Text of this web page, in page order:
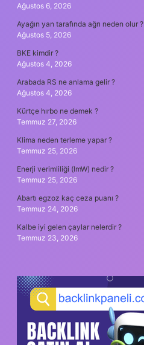
Ağustos 6, 2026
Ayağın yan tarafında ağrı neden olur ?
Ağustos 5, 2026
BKE kimdir ?
Ağustos 4, 2026
Arabada RS ne anlama gelir ?
Ağustos 4, 2026
Kürtçe hırbo ne demek ?
Temmuz 27, 2026
Klima neden terleme yapar ?
Temmuz 25, 2026
Enerji verimliliği (lmW) nedir ?
Temmuz 25, 2026
Abartı egzoz kaç ceza puanı ?
Temmuz 24, 2026
Kalbe iyi gelen çaylar nelerdir ?
Temmuz 23, 2026